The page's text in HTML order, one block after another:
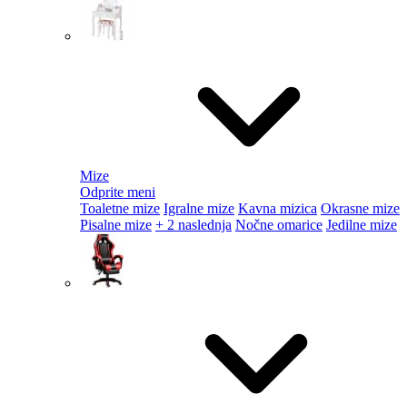
Mize
Odprite meni
Toaletne mize Igralne mize Kavna mizica Okrasne mize
Pisalne mize + 2 naslednja Nočne omarice Jedilne mize